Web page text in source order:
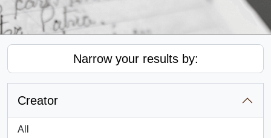
Narrow your results by:
Creator
All